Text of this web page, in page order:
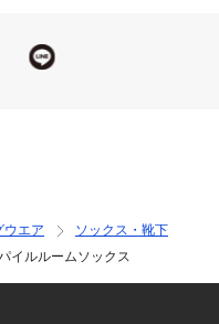
ウエア
ソックス・靴下
イルルームソックス